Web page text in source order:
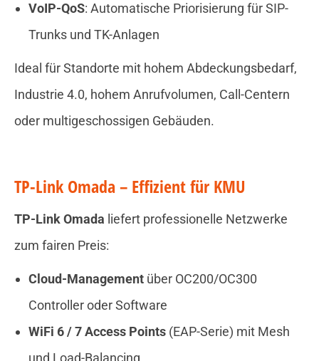
VoIP-QoS: Automatische Priorisierung für SIP-
Trunks und TK-Anlagen
Ideal für Standorte mit hohem Abdeckungsbedarf,
Industrie 4.0, hohem Anrufvolumen, Call-Centern
oder multigeschossigen Gebäuden.
TP-Link Omada – Effizient für KMU
TP-Link Omada liefert professionelle Netzwerke
zum fairen Preis:
Cloud-Management über OC200/OC300
Controller oder Software
WiFi 6 / 7 Access Points (EAP-Serie) mit Mesh
und Load-Balancing